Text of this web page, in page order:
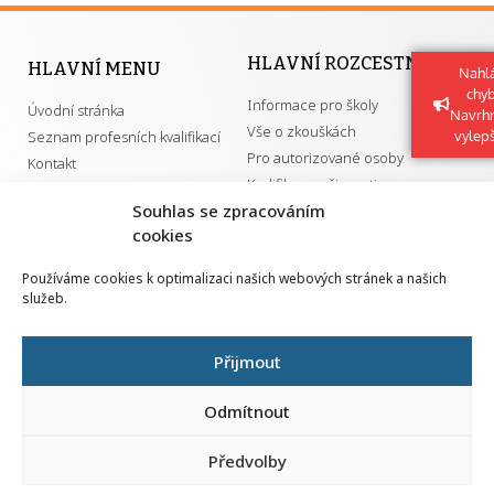
Souhlas se zpracováním
cookies
Používáme cookies k optimalizaci našich webových stránek a našich
služeb.
Přijmout
Odmítnout
Předvolby
HLAVNÍ MENU
Úvodní stránka
Seznam profesních kvalifikací
Kontakt
HLAVNÍ ROZCESTNÍK
Informace pro školy
Vše o zkouškách
Pro autorizované osoby
Kvalifikace a živnosti
GDPR
Národní pedagogický institut ČR
Senovážné náměstí 25
110 00 Praha 1